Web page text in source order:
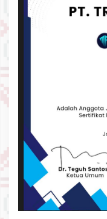
m
e
B
W
u
k
a
P
e